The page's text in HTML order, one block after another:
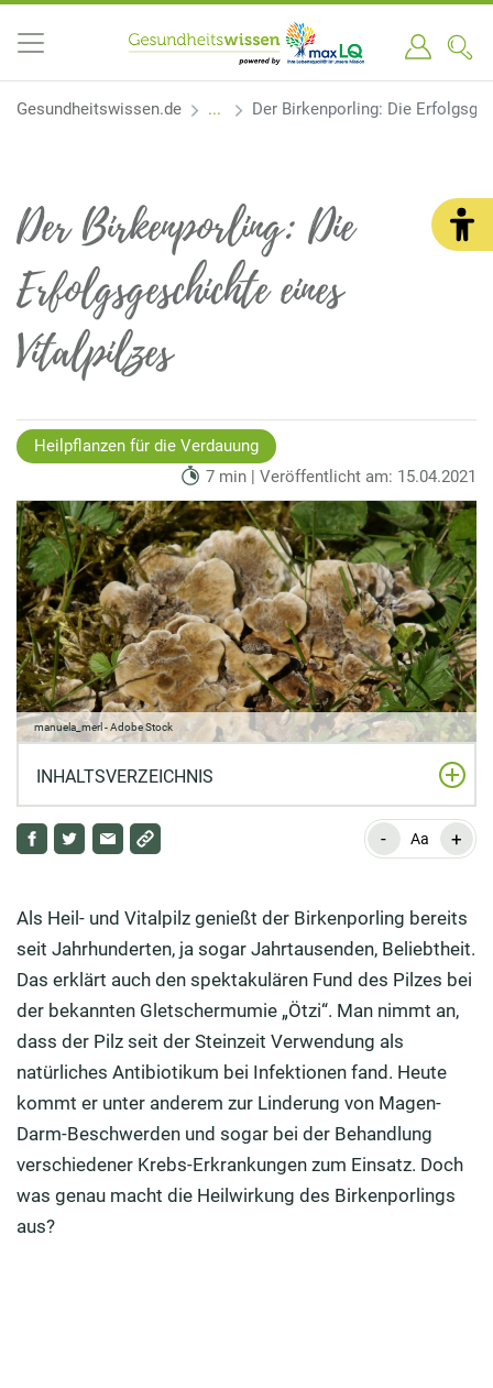
Gesundheitswissen.de Der Birkenporling: Die
Der Birkenporling: Die
Erfolgsgeschichte eines
Vitalpilzes
Heilpflanzen für die Verdauung
7 min | Veröffentlicht am: 15.04.2021
manuela_merl - Adobe Stock
INHALTSVERZEICHNIS
Steckbrief des Birkenporlings (botanisch: Piptoporus
Einsatzgebiete und naturheilkundliche Wirkung des
Birkenporlings
Heilwirksame Inhaltsstoffe: Power-Paket
Birkenporling
Heilpilze: Kaufen oder sammeln?
Praxis-Tipps beim Kauf des raren Vitalpilzes
- Aa +
Als Heil- und Vitalpilz genießt der Birkenporling bereits
seit Jahrhunderten, ja sogar Jahrtausenden, Beliebtheit.
Das erklärt auch den spektakulären Fund des Pilzes bei
der bekannten Gletschermumie „Ötzi“. Man nimmt an,
dass der Pilz seit der Steinzeit Verwendung als
natürliches Antibiotikum bei Infektionen fand. Heute
kommt er unter anderem zur Linderung von Magen-
Darm-Beschwerden und sogar bei der Behandlung
verschiedener Krebs-Erkrankungen zum Einsatz. Doch
was genau macht die Heilwirkung des Birkenporlings
aus?